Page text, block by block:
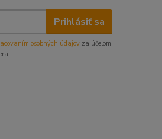
Prihlásiť sa
osobných údajov za účelom